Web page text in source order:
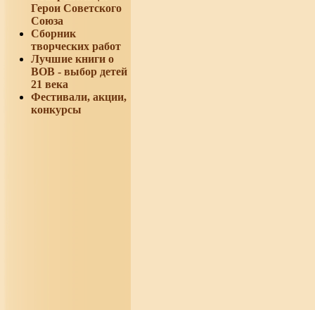
Герои Советского
Союза
Сборник
творческих работ
Лучшие книги о
ВОВ - выбор детей
21 века
Фестивали, акции,
конкурсы